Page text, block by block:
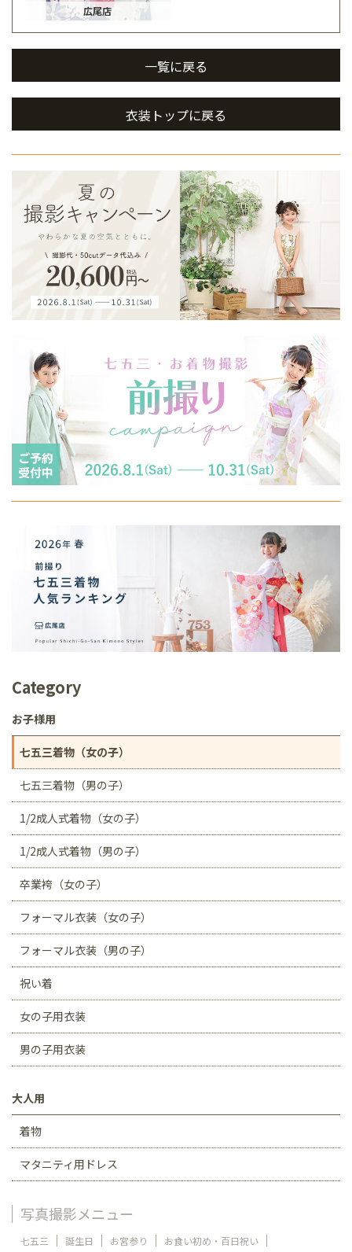
広尾店
一覧に戻る
衣装トップに戻る
Category
お子様用
七五三着物（女の子）
七五三着物（男の子）
1/2成人式着物（女の子）
1/2成人式着物（男の子）
卒業袴（女の子）
フォーマル衣装（女の子）
フォーマル衣装（男の子）
祝い着
女の子用衣装
男の子用衣装
大人用
着物
マタニティ用ドレス
写真撮影メニュー
七五三 誕生日 お宮参り
お食い初め・百日祝い